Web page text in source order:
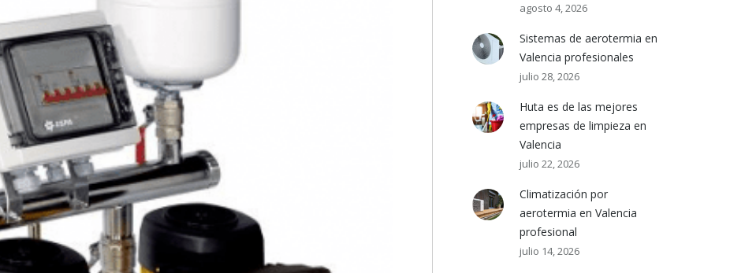
agosto 4, 2026
Sistemas de aerotermia en
Valencia profesionales
julio 28, 2026
Huta es de las mejores
empresas de limpieza en
Valencia
julio 22, 2026
Climatización por
aerotermia en Valencia
profesional
julio 14, 2026